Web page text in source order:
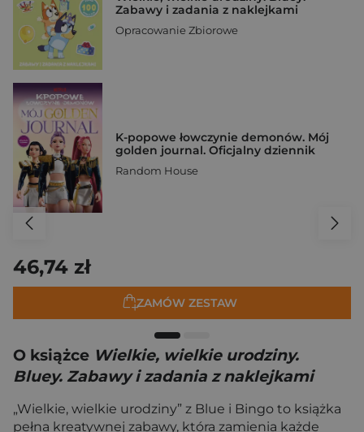
Zabawy i zadania z naklejkami
Opracowanie Zbiorowe
K-popowe łowczynie demonów. Mój
golden journal. Oficjalny dziennik
Random House
46,74 zł
ZAMÓW ZESTAW
O książce Wielkie, wielkie urodziny.
Bluey. Zabawy i zadania z naklejkami
„Wielkie, wielkie urodziny” z Blue i Bingo to książka
pełna kreatywnej zabawy, która zamienia każde